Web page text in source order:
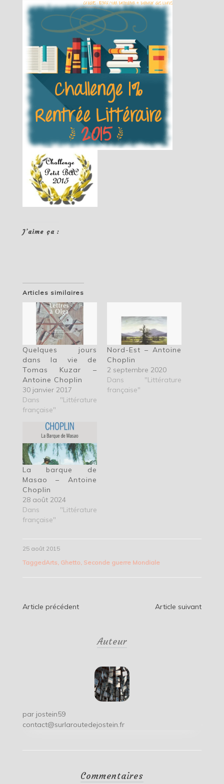
J’aime ça :
Articles similaires
Quelques jours
dans la vie de
Tomas Kuzar –
Antoine Choplin
30 janvier 2017
Dans "Littérature
française"
Nord-Est – Antoine
Choplin
2 septembre 2020
Dans "Littérature
française"
La barque de
Masao – Antoine
Choplin
28 août 2024
Dans "Littérature
française"
25 août 2015
TaggedArts Ghetto, Seconde guerre Mondiale
Navigation
Article précédent Article suivant
Auteur
par jostein59
contact@surlaroutedejostein.fr
Commentaires